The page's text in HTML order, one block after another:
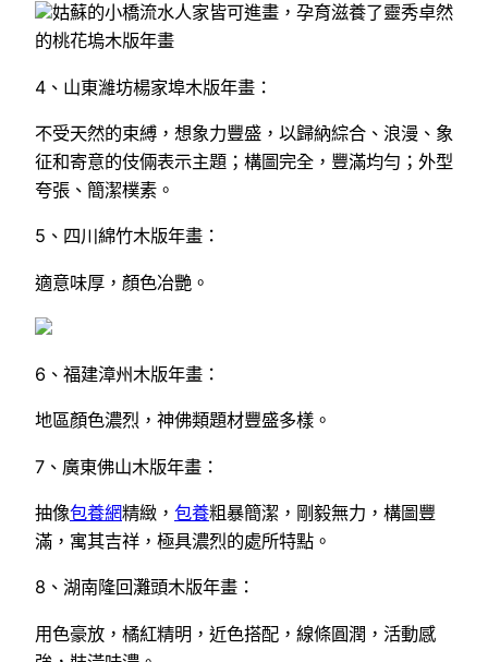
姑蘇的小橋流水人家皆可進畫，孕育滋養了靈秀卓然
的桃花塢木版年畫
4、山東濰坊楊家埠木版年畫：
不受天然的束縛，想象力豐盛，以歸納綜合、浪漫、象
征和寄意的伎倆表示主題；構圖完全，豐滿均勻；外型
夸張、簡潔樸素。
5、四川綿竹木版年畫：
適意味厚，顏色冶艷。
6、福建漳州木版年畫：
地區顏色濃烈，神佛類題材豐盛多樣。
7、廣東佛山木版年畫：
抽像包養網精緻， 包養粗暴簡潔，剛毅無力，構圖豐
滿，寓其吉祥，極具濃烈的處所特點。
8、湖南隆回灘頭木版年畫：
用色豪放，橘紅精明，近色搭配，線條圓潤，活動感